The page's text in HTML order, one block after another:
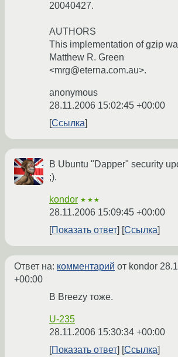
20040427.
AUTHORS
This implementation of gzip
Matthew R. Green
<mrg@eterna.com.au>.
anonymous
28.11.2006 15:02:45 +00:00
Ссылка
В Ubuntu "Dapper" security
;).
kondor ★★★
28.11.2006 15:09:45 +00:00
Показать ответ
Ссылка
Ответ на: комментарий от kondor
+00:00
В Breezy тоже.
U-235
28.11.2006 15:30:34 +00:00
Показать ответ
Ссылка